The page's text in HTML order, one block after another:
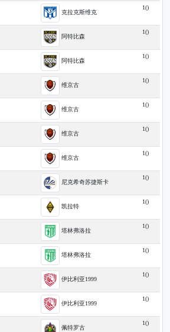
克拉克斯维克
1()
阿特比森
1()
阿特比森
1()
维京古
1()
维京古
1()
维京古
1()
维京古
1()
尼克希奇苏捷斯卡
1()
凯拉特
1()
塔林弗洛拉
1()
塔林弗洛拉
1()
伊比利亚1999
1()
伊比利亚1999
1()
佩特罗古
1()